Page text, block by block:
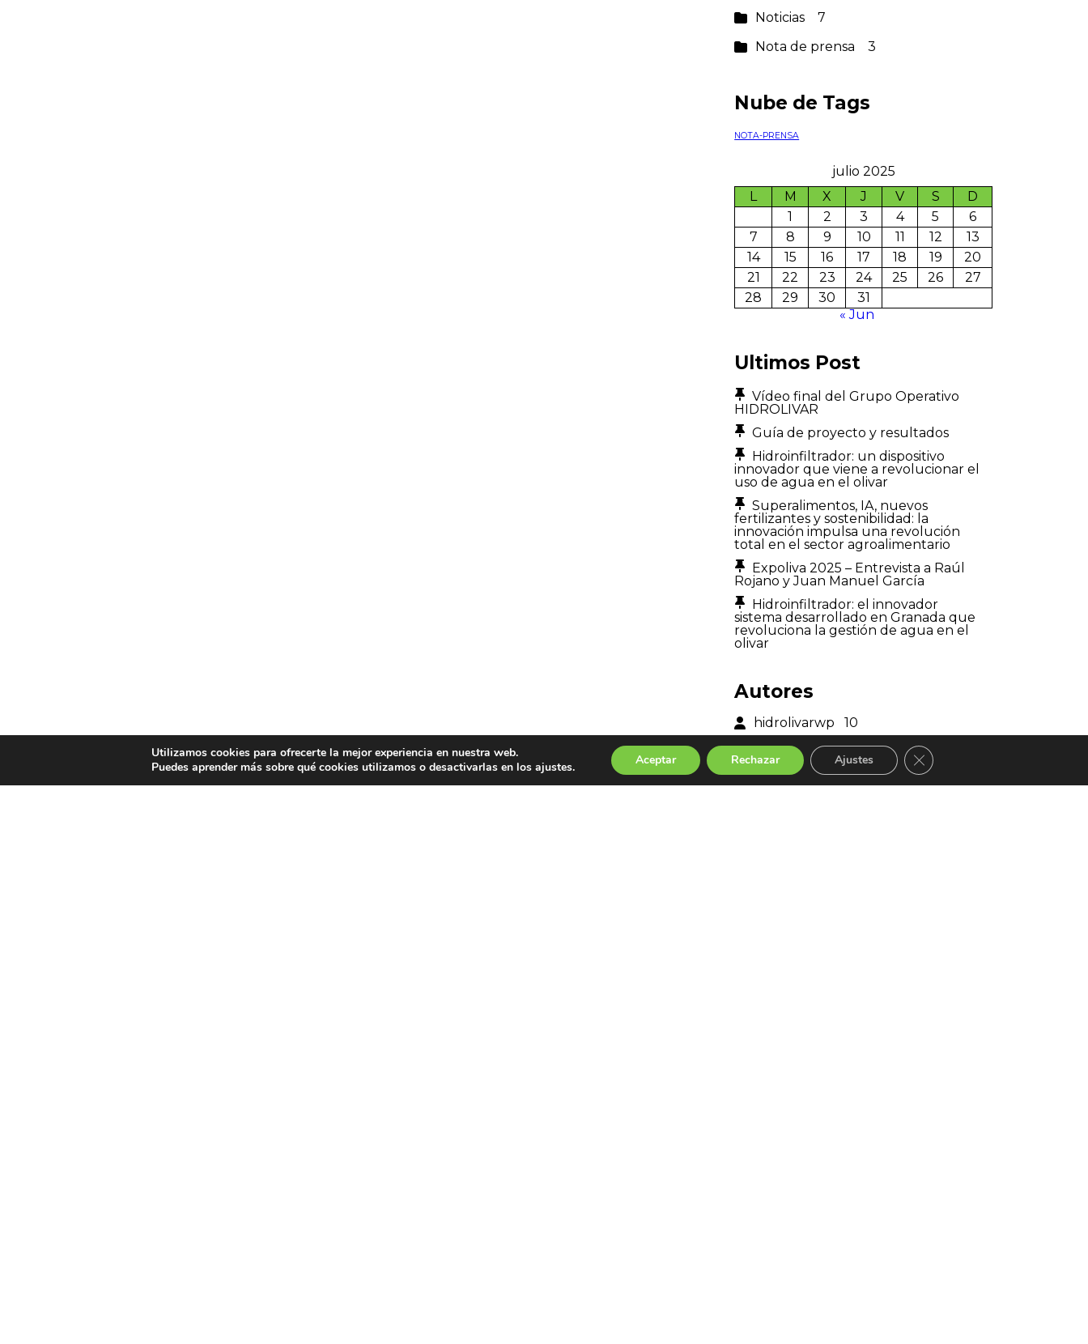
Noticias7
Nota de prensa3
Nube de Tags
NOTA-PRENSA
julio 2025
L
M X J V S
D
1
2 3 4 5
6
7
8 9 10 11 12
13
14
15 16 17 18 19
20
21
22 23 24 25 26
27
28
29 30
31
« Jun
Ultimos Post
Vídeo final del Grupo Operativo
HIDROLIVAR
Guía de proyecto y resultados
Hidroinfiltrador: un dispositivo
innovador que viene a revolucionar el
uso de agua en el olivar
Superalimentos, IA, nuevos
fertilizantes y sostenibilidad: la
innovación impulsa una revolución
total en el sector agroalimentario
Expoliva 2025 – Entrevista a Raúl
Rojano y Juan Manuel García
Hidroinfiltrador: el innovador
sistema desarrollado en Granada que
revoluciona la gestión de agua en el
olivar
Autores
hidrolivarwp10
Páginas
Utilizamos cookies para ofrecerte la mejor experiencia en nuestra web.
Puedes aprender más sobre qué cookies utilizamos o desactivarlas en los ajustes.
Aceptar Rechazar Ajustes Cerrar el banner de cookies